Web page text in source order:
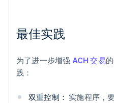
最佳实践
为了进一步增强 ACH 交易
践：
双重控制： 实施程序，